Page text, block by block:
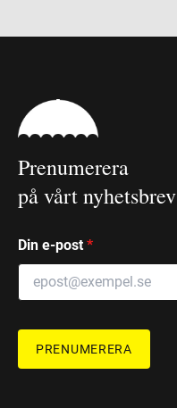
Prenumerera
på vårt nyhetsbrev
Din e-post *
PRENUMERERA